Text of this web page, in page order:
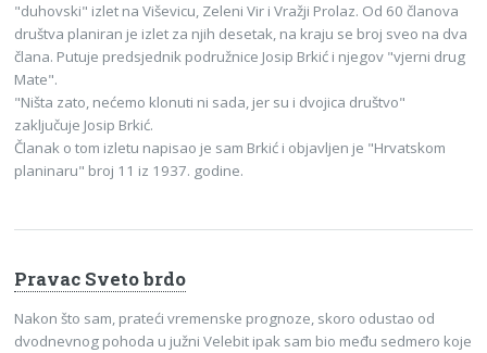
"duhovski" izlet na Viševicu, Zeleni Vir i Vražji Prolaz. Od 60 članova
društva planiran je izlet za njih desetak, na kraju se broj sveo na dva
člana. Putuje predsjednik podružnice Josip Brkić i njegov "vjerni drug
Mate".
"Ništa zato, nećemo klonuti ni sada, jer su i dvojica društvo"
zaključuje Josip Brkić.
Članak o tom izletu napisao je sam Brkić i objavljen je "Hrvatskom
planinaru" broj 11 iz 1937. godine.
Pravac Sveto brdo
Nakon što sam, prateći vremenske prognoze, skoro odustao od
dvodnevnog pohoda u južni Velebit ipak sam bio među sedmero koje